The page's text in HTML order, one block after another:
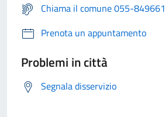
Chiama il comune 055-849661
Prenota un appuntamento
Problemi in città
Segnala disservizio